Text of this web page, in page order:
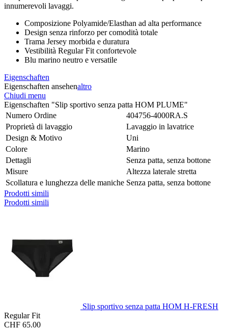
innumerevoli lavaggi.
Composizione Polyamide/Elasthan ad alta performance
Design senza rinforzo per comodità totale
Trama Jersey morbida e duratura
Vestibilità Regular Fit confortevole
Blu marino neutro e versatile
Eigenschaften
Eigenschaften ansehenaltro
Chiudi menu
Eigenschaften "Slip sportivo senza patta HOM PLUME"
Numero Ordine
404756-4000RA.S
Proprietà di lavaggio
Lavaggio in lavatrice
Design & Motivo
Uni
Colore
Marino
Dettagli
Senza patta, senza bottone
Misure
Altezza laterale stretta
Scollatura e lunghezza delle maniche Senza patta, senza bottone
Prodotti simili
Prodotti simili
Slip sportivo senza patta HOM H-FRESH
Regular Fit
CHF 65.00